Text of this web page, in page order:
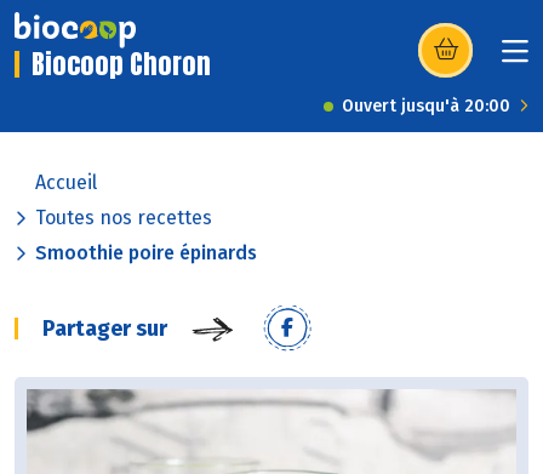
Biocoop Choron (s’ouvre dans
Ouvert jusqu'à 20:00
Accueil
Toutes nos recettes
Smoothie poire épinards
Partager sur